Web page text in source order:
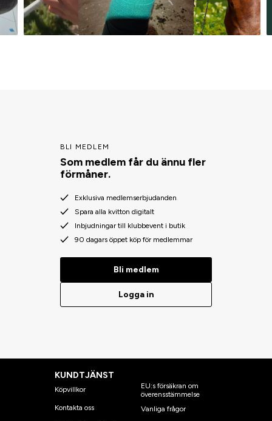
BLI MEDLEM
Som medlem får du ännu fler
förmåner.
Exklusiva medlemserbjudanden
Spara alla kvitton digitalt
Inbjudningar till klubbevent i butik
90 dagars öppet köp för medlemmar
Bli medlem
Logga in
KUNDTJÄNST
Köpvillkor
Kontakta oss
EU:s försäkran om
överensstämmelse
Vanliga frågor